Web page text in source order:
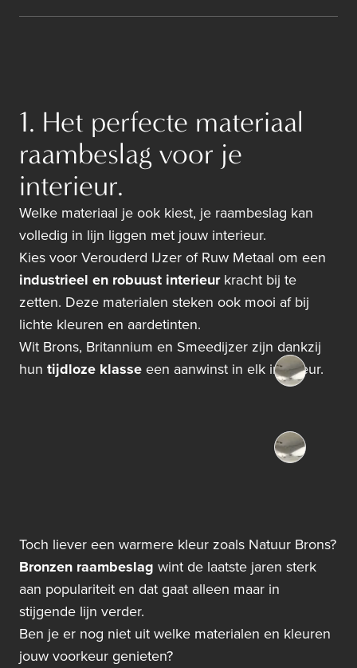
1. Het perfecte materiaal
raambeslag voor je
interieur.
Welke materiaal je ook kiest, je raambeslag kan
volledig in lijn liggen met jouw interieur.
Kies voor Verouderd IJzer of Ruw Metaal om een
industrieel en robuust interieurkracht bij te
zetten. Deze materialen steken ook mooi af bij
lichte kleuren en aardetinten.
Wit Brons, Britannium en Smeedijzer zijn dankzij
hun tijdloze klasse een aanwinst in elk interieur.
Toch liever een warmere kleur zoals Natuur Brons?
Bronzen raambeslag wint de laatste jaren sterk
aan populariteit en dat gaat alleen maar in
stijgende lijn verder.
Ben je er nog niet uit welke materialen en kleuren
jouw voorkeur genieten?